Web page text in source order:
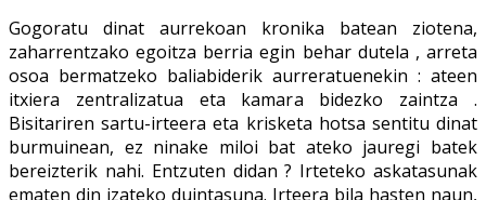
Gogoratu dinat aurrekoan kronika batean ziotena,
zaharrentzako egoitza berria egin behar dutela , arreta
osoa bermatzeko baliabiderik aurreratuenekin : ateen
itxiera zentralizatua eta kamara bidezko zaintza .
Bisitariren sartu-irteera eta krisketa hotsa sentitu dinat
burmuinean, ez ninake miloi bat ateko jauregi batek
bereizterik nahi. Entzuten didan ? Irteteko askatasunak
ematen din izateko duintasuna. Irteera bila hasten naun,